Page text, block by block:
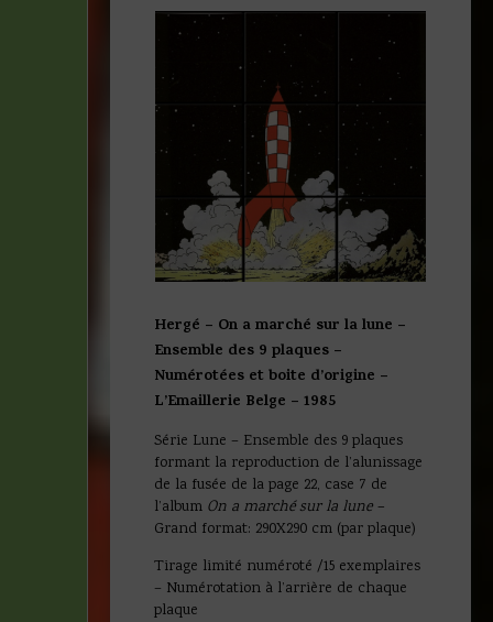
Hergé – On a marché sur la lune –
Ensemble des 9 plaques –
Numérotées et boite d’origine –
L’Emaillerie Belge – 1985
Série Lune – Ensemble des 9 plaques
formant la reproduction de l’alunissage
de la fusée de la page 22, case 7 de
l’album On a marché sur la lune –
Grand format: 290X290 cm (par plaque)
Tirage limité numéroté /15 exemplaires
– Numérotation à l’arrière de chaque
plaque